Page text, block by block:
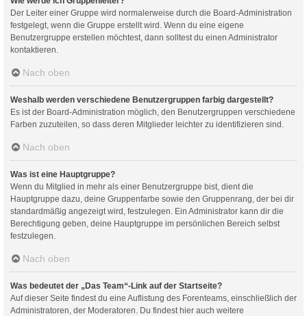
Der Leiter einer Gruppe wird normalerweise durch die Board-Administration
festgelegt, wenn die Gruppe erstellt wird. Wenn du eine eigene
Benutzergruppe erstellen möchtest, dann solltest du einen Administrator
kontaktieren.
Nach oben
Weshalb werden verschiedene Benutzergruppen farbig dargestellt?
Es ist der Board-Administration möglich, den Benutzergruppen verschiedene
Farben zuzuteilen, so dass deren Mitglieder leichter zu identifizieren sind.
Nach oben
Was ist eine Hauptgruppe?
Wenn du Mitglied in mehr als einer Benutzergruppe bist, dient die
Hauptgruppe dazu, deine Gruppenfarbe sowie den Gruppenrang, der bei dir
standardmäßig angezeigt wird, festzulegen. Ein Administrator kann dir die
Berechtigung geben, deine Hauptgruppe im persönlichen Bereich selbst
festzulegen.
Nach oben
Was bedeutet der „Das Team“-Link auf der Startseite?
Auf dieser Seite findest du eine Auflistung des Forenteams, einschließlich der
Administratoren, der Moderatoren. Du findest hier auch weitere